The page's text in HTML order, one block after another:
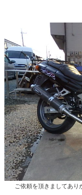
ご依頼を頂きましてあり